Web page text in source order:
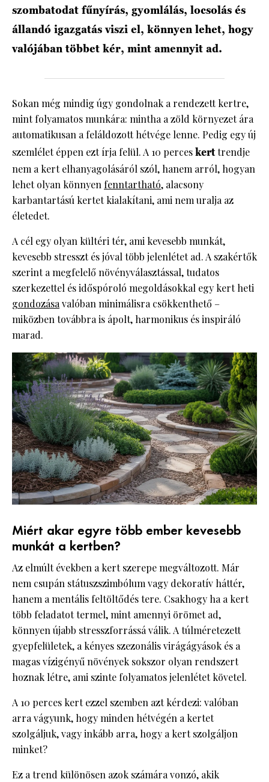
szombatodat fűnyírás, gyomlálás, locsolás és
állandó igazgatás viszi el, könnyen lehet, hogy
valójában többet kér, mint amennyit ad.
Sokan még mindig úgy gondolnak a rendezett kertre,
mint folyamatos munkára: mintha a zöld környezet ára
automatikusan a feláldozott hétvége lenne. Pedig egy új
szemlélet éppen ezt írja felül. A 10 perceskerttrendje
nem a kert elhanyagolásáról szól, hanem arról, hogyan
lehet olyan könnyen fenntartható, alacsony
karbantartású kertet kialakítani, ami nem uralja az
életedet.
A cél egy olyan kültéri tér, ami kevesebb munkát,
kevesebb stresszt és jóval több jelenlétet ad. A szakértők
szerint a megfelelő növényválasztással, tudatos
szerkezettel és időspóroló megoldásokkal egy kert heti
gondozása valóban minimálisra csökkenthető –
miközben továbbra is ápolt, harmonikus és inspiráló
marad.
Miért akar egyre több ember kevesebb
munkát a kertben?
Az elmúlt években a kert szerepe megváltozott. Már
nem csupán státuszszimbólum vagy dekoratív háttér,
hanem a mentális feltöltődés tere. Csakhogy ha a kert
több feladatot termel, mint amennyi örömet ad,
könnyen újabb stresszforrássá válik. A túlméretezett
gyepfelületek, a kényes szezonális virágágyások és a
magas vízigényű növények sokszor olyan rendszert
hoznak létre, ami szinte folyamatos jelenlétet követel.
A 10 perces kert ezzel szemben azt kérdezi: valóban
arra vágyunk, hogy minden hétvégén a kertet
szolgáljuk, vagy inkább arra, hogy a kert szolgáljon
minket?
Ez a trend különösen azok számára vonzó, akik